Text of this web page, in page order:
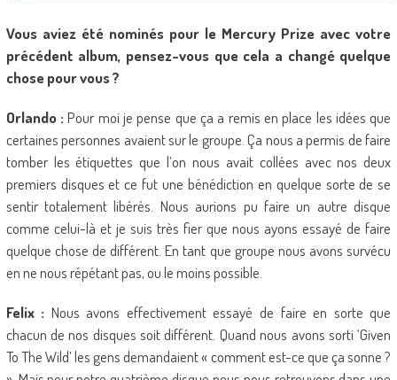
Vous aviez été nominés pour le Mercury Prize avec votre
précédent album, pensez-vous que cela a changé quelque
chose pour vous ?
Orlando :Pour moi je pense que ça a remis en place les idées que
certaines personnes avaient sur le groupe. Ça nous a permis de faire
tomber les étiquettes que l’on nous avait collées avec nos deux
premiers disques et ce fut une bénédiction en quelque sorte de se
sentir totalement libérés. Nous aurions pu faire un autre disque
comme celui-là et je suis très fier que nous ayons essayé de faire
quelque chose de différent. En tant que groupe nous avons survécu
en ne nous répétant pas, ou le moins possible.
Felix : Nous avons effectivement essayé de faire en sorte que
chacun de nos disques soit différent. Quand nous avons sorti ‘Given
To The Wild’ les gens demandaient « comment est-ce que ça sonne ?